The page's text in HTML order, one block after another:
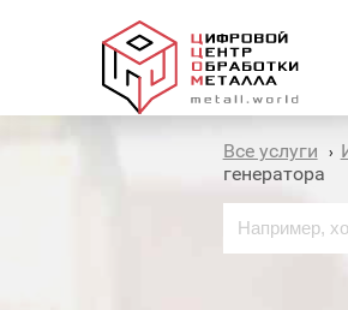
Все услуги ›
генератора